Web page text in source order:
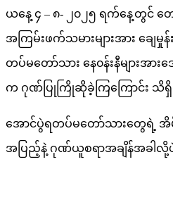
ယနေ့ ၄ – ၈- ၂၀၂၅ ရက်နေ့တွင် တ
အကြမ်းဖက်သမားများအား ချ
တပ်မတော်သား နေ၀န်းနီများအားဒ
က ဂုဏ်ပြုကြိုဆိုခဲ့ကြကြောင်း သိ
အောင်ပွဲရတပ်မတော်သားတွေရဲ့ အိမ်
အပြည့်နဲ့ ဂုဏ်ယူစရာအချိန်အခါ